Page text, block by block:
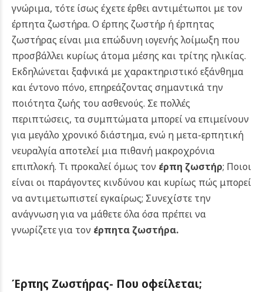
γνώριμα, τότε ίσως έχετε έρθει αντιμέτωποι με τον
έρπητα ζωστήρα. Ο έρπης ζωστήρ ή έρπητας
ζωστήρας είναι μια επώδυνη ιογενής λοίμωξη που
προσβάλλει κυρίως άτομα μέσης και τρίτης ηλικίας.
Εκδηλώνεται ξαφνικά με χαρακτηριστικό εξάνθημα
και έντονο πόνο, επηρεάζοντας σημαντικά την
ποιότητα ζωής του ασθενούς. Σε πολλές
περιπτώσεις, τα συμπτώματα μπορεί να επιμείνουν
για μεγάλο χρονικό διάστημα, ενώ η μετα-ερπητική
νευραλγία αποτελεί μια πιθανή μακροχρόνια
επιπλοκή. Τι προκαλεί όμως τον έρπη ζωστήρ; Ποιοι
είναι οι παράγοντες κινδύνου και κυρίως πώς μπορεί
να αντιμετωπιστεί εγκαίρως; Συνεχίστε την
ανάγνωση για να μάθετε όλα όσα πρέπει να
γνωρίζετε για τον έρπητα ζωστήρα.
Έρπης Ζωστήρας- Που οφείλεται;